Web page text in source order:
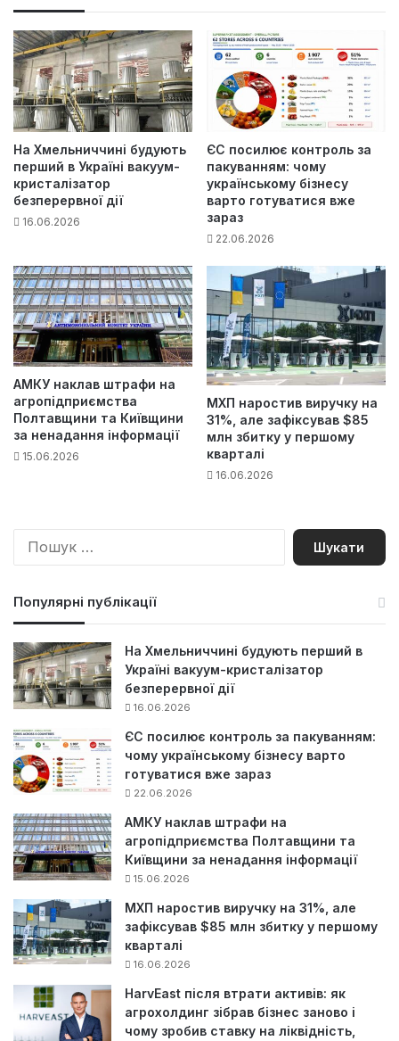
На Хмельниччині будують
перший в Україні вакуум-
кристалізатор
безперервної дії
16.06.2026
ЄС посилює контроль за
пакуванням: чому
українському бізнесу
варто готуватися вже
зараз
22.06.2026
АМКУ наклав штрафи на
агропідприємства
Полтавщини та Київщини
за ненадання інформації
15.06.2026
МХП наростив виручку на
31%, але зафіксував $85
млн збитку у першому
кварталі
16.06.2026
П
Популярні публікації
На Хмельниччині будують перший в
Україні вакуум-кристалізатор
безперервної дії
16.06.2026
ЄС посилює контроль за пакуванням:
чому українському бізнесу варто
готуватися вже зараз
22.06.2026
АМКУ наклав штрафи на
агропідприємства Полтавщини та
Київщини за ненадання інформації
15.06.2026
МХП наростив виручку на 31%, але
зафіксував $85 млн збитку у першому
кварталі
16.06.2026
HarvEast після втрати активів: як
агрохолдинг зібрав бізнес заново і
чому зробив ставку на ліквідність,